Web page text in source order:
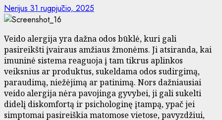
Nerijus 31 rugpjūčio, 2025
Veido alergija yra dažna odos būklė, kuri gali
pasireikšti įvairaus amžiaus žmonėms. Ji atsiranda, kai
imuninė sistema reaguoja į tam tikrus aplinkos
veiksnius ar produktus, sukeldama odos sudirgimą,
paraudimą, niežėjimą ar patinimą. Nors dažniausiai
veido alergija nėra pavojinga gyvybei, ji gali sukelti
didelį diskomfortą ir psichologinę įtampą, ypač jei
simptomai pasireiškia matomose vietose, pavyzdžiui,